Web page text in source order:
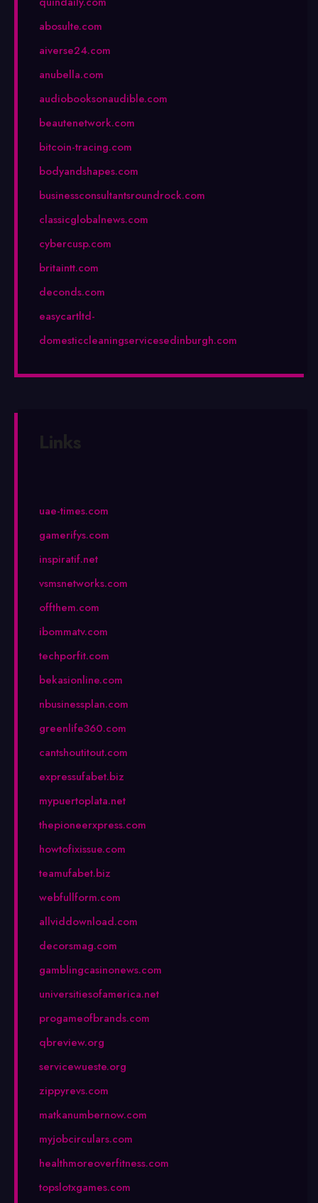
abosulte.com
aiverse24.com
anubella.com
audiobooksonaudible.com
beautenetwork.com
bitcoin-tracing.com
bodyandshapes.com
businessconsultantsroundrock.com
classicglobalnews.com
cybercusp.com
britaintt.com
deconds.com
easycartltd-
domesticcleaningservicesedinburgh.com
Links
uae-times.com
gamerifys.com
inspiratif.net
vsmsnetworks.com
offthem.com
ibommatv.com
techporfit.com
bekasionline.com
nbusinessplan.com
greenlife360.com
cantshoutitout.com
expressufabet.biz
mypuertoplata.net
thepioneerxpress.com
howtofixissue.com
teamufabet.biz
webfullform.com
allviddownload.com
decorsmag.com
gamblingcasinonews.com
universitiesofamerica.net
progameofbrands.com
qbreview.org
servicewueste.org
zippyrevs.com
matkanumbernow.com
myjobcirculars.com
healthmoreoverfitness.com
topslotxgames.com